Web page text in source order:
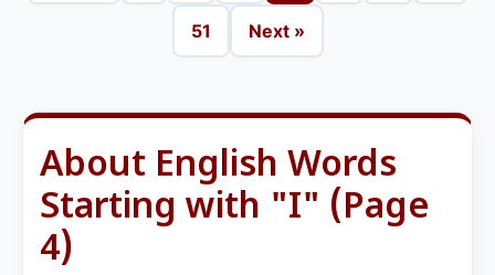
51 Next »
About English Words
Starting with "I" (Page
4)